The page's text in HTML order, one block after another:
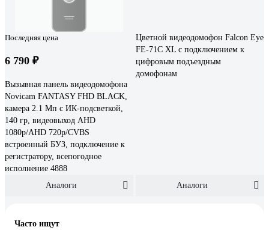
Последняя цена
6 790 ₽
Вызывная панель видеодомофона
Novicam FANTASY FHD BLACK,
камера 2.1 Мп с ИК-подсветкой,
140 гр, видеовыход AHD
1080p/AHD 720p/CVBS
встроенный БУЗ, подключение к
регистратору, всепогодное
исполнение 4888
Аналоги
Цветной видеодомофон Falcon Eye
FE-71C XL с подключением к
цифровым подъездным
домофонам
Аналоги
Часто ищут